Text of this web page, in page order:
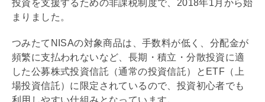
投資を支援するための非課税制度で、2018年1月から始
まりました。
つみたて NISAの対象商品は、手数料が低く、分配金が
頻繁に支払われないなど、長期・積立・分散投資に適
した公募株式投資信託（通常の投資信託）とETF（上
場投資信託）に限定されているので、投資初心者でも